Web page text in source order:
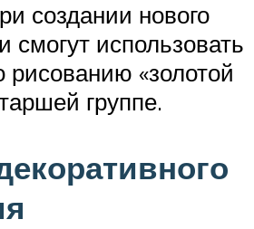
создании нового
смогут использовать
рисованию «золотой
группе.